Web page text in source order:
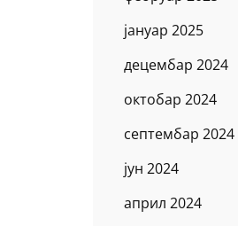
јануар 2025
децембар 2024
октобар 2024
септембар 2024
јун 2024
април 2024